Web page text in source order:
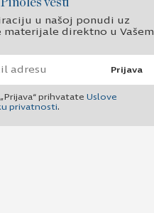
vesti
u našoj ponudi uz
direktno u Vašem
Prijava
prihvatate Uslove
privatnosti.